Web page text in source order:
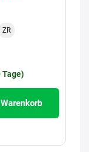
ZR
Tage)
Warenkorb